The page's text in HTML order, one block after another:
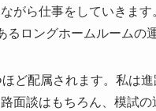
がら仕事をしていきま
るロングホームルームの
ど配属されます。私は
面談はもちろん、模試